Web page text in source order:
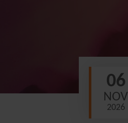
06
NOV
2026